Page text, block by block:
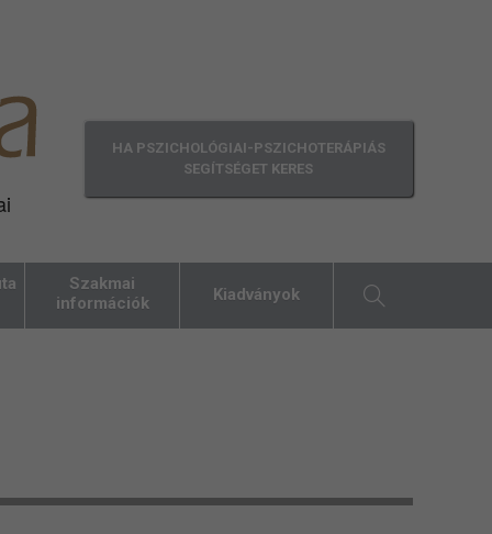
HA PSZICHOLÓGIAI-PSZICHOTERÁPIÁS
SEGÍTSÉGET KERES
Szakmai
információk
Kiadványok